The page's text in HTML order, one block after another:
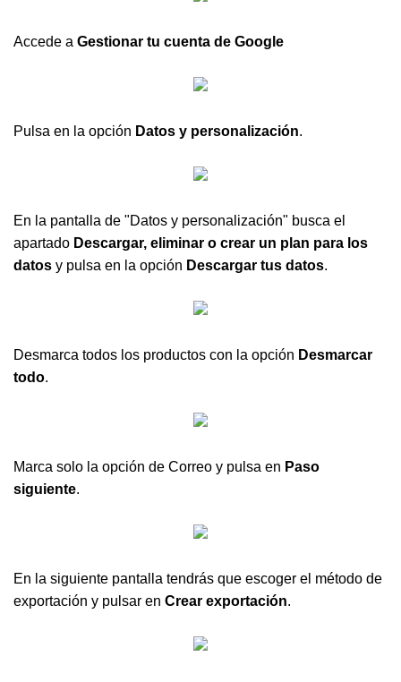
Accede a Gestionar tu cuenta de Google
Pulsa en la opción Datos y personalización.
En la pantalla de "Datos y personalización" busca el
apartado Descargar, eliminar o crear un plan para los
datos y pulsa en la opción Descargar tus datos.
Desmarca todos los productos con la opción Desmarcar
todo.
Marca solo la opción de Correo y pulsa en Paso
siguiente.
En la siguiente pantalla tendrás que escoger el método de
exportación y pulsar en Crear exportación.